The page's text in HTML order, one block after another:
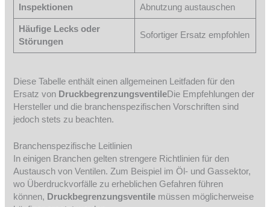
Inspektionen Abnutzung austauschen
Häufige Lecks oder
Störungen
Sofortiger Ersatz empfohlen
Diese Tabelle enthält einen allgemeinen Leitfaden für den
Ersatz von DruckbegrenzungsventileDie Empfehlungen der
Hersteller und die branchenspezifischen Vorschriften sind
jedoch stets zu beachten.
Branchenspezifische Leitlinien
In einigen Branchen gelten strengere Richtlinien für den
Austausch von Ventilen. Zum Beispiel im Öl- und Gassektor,
wo Überdruckvorfälle zu erheblichen Gefahren führen
können, Druckbegrenzungsventile müssen möglicherweise